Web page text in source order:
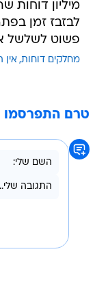
לבזבז זמן
פשוט לשלשל
מחלקים דוחות אין
טרם התפרסמו